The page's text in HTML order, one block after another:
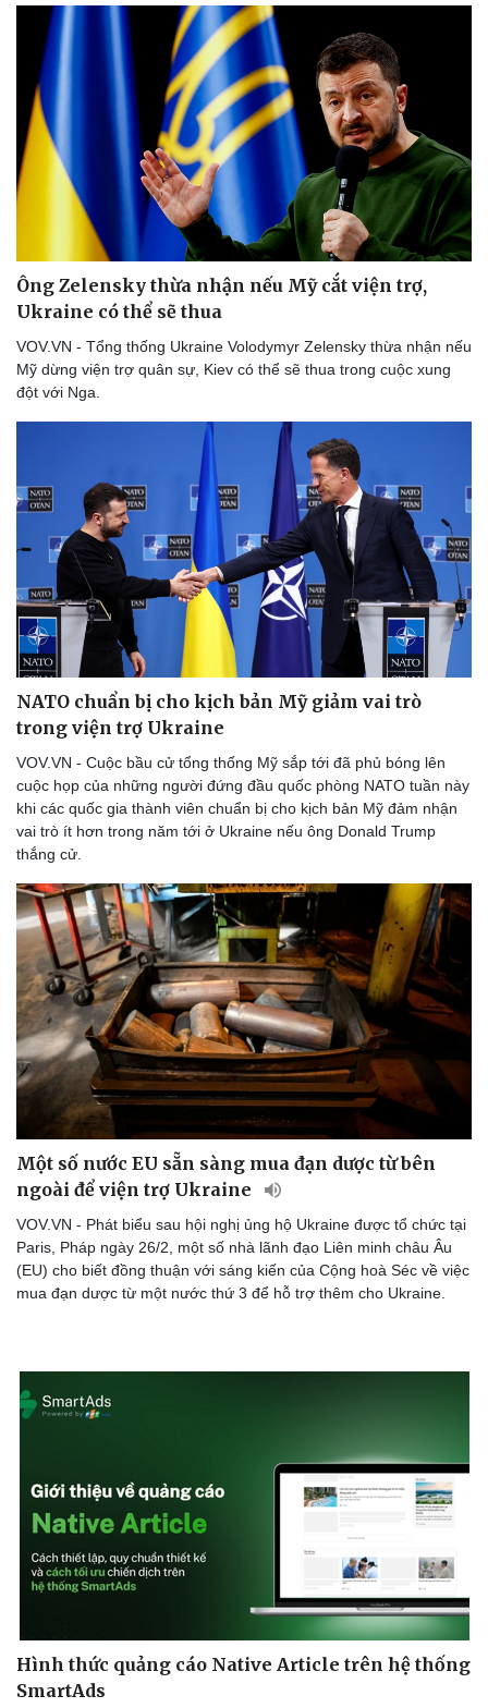
Thể thao
Bóng đá
Lịch thi đấu bóng đá
Hậu trường
Ô tô - Xe máy
Ô tô
Ông Zelensky thừa nhận nếu Mỹ cắt viện trợ,
Ukraine có thể sẽ thua
VOV.VN - Tổng thống Ukraine Volodymyr Zelensky thừa nhận nếu
Mỹ dừng viện trợ quân sự, Kiev có thể sẽ thua trong cuộc xung
đột với Nga.
NATO chuẩn bị cho kịch bản Mỹ giảm vai trò
trong viện trợ Ukraine
VOV.VN - Cuộc bầu cử tổng thống Mỹ sắp tới đã phủ bóng lên
cuộc họp của những người đứng đầu quốc phòng NATO tuần này
khi các quốc gia thành viên chuẩn bị cho kịch bản Mỹ đảm nhận
vai trò ít hơn trong năm tới ở Ukraine nếu ông Donald Trump
thắng cử.
Một số nước EU sẵn sàng mua đạn dược từ bên
ngoài để viện trợ Ukraine
VOV.VN - Phát biểu sau hội nghị ủng hộ Ukraine được tổ chức tại
Paris, Pháp ngày 26/2, một số nhà lãnh đạo Liên minh châu Âu
(EU) cho biết đồng thuận với sáng kiến của Cộng hoà Séc về việc
mua đạn dược từ một nước thứ 3 để hỗ trợ thêm cho Ukraine.
Hình thức quảng cáo Native Article trên hệ thống
SmartAds